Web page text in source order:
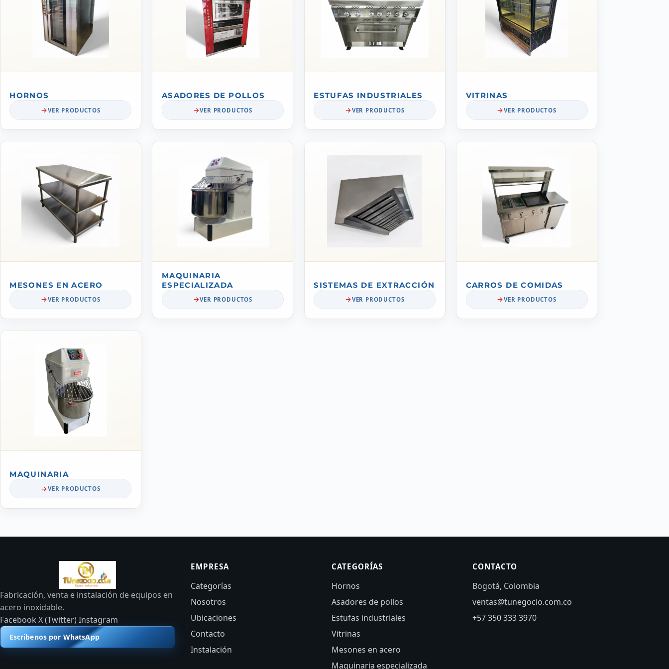
HORNOS
VER PRODUCTOS
ASADORES DE POLLOS
VER PRODUCTOS
ESTUFAS INDUSTRIALES
VER PRODUCTOS
VITRINAS
VER PRODUCTOS
MESONES EN ACERO
VER PRODUCTOS
MAQUINARIA
ESPECIALIZADA
VER PRODUCTOS
SISTEMAS DE EXTRACCIÓN
VER PRODUCTOS
CARROS DE COMIDAS
VER PRODUCTOS
MAQUINARIA
VER PRODUCTOS
Fabricación, venta e instalación de equipos en
acero inoxidable.
FacebookX (Twitter)Instagram
Escríbenos por WhatsApp
EMPRESA
Categorías
Nosotros
Ubicaciones
Contacto
Instalación
CATEGORÍAS
Hornos
Asadores de pollos
Estufas industriales
Vitrinas
Mesones en acero
Maquinaria especializada
CONTACTO
Bogotá, Colombia
ventas@tunegocio.com.co
+57 350 333 3970